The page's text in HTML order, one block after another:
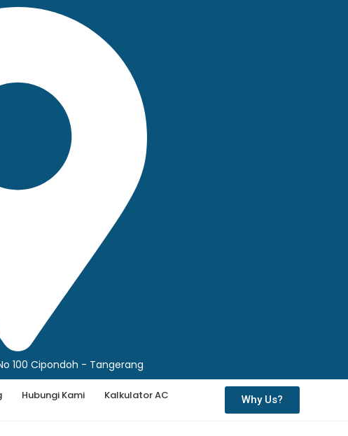
100 Cipondoh - Tangerang
Hubungi Kami Kalkulator AC Why Us?